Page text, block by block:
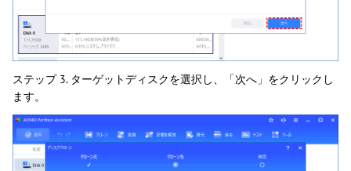
ステップ 3. ターゲットディスクを選択し、「次へ」をクリックし
ます。